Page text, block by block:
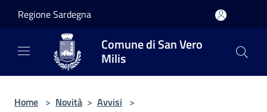
Regione Sardegna
Comune di San Vero
Milis
Home > Novità > Avvisi >